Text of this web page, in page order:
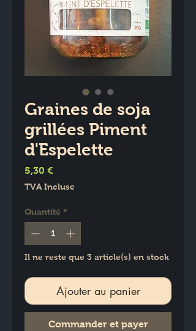
Graines de soja
grillées Piment
d'Espelette
5,30 €
TVA Incluse
Quantité *
Il ne reste que 3 article(s) en stock
Ajouter au panier
Commander et payer